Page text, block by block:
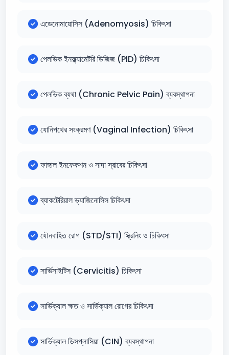
এডেনোমায়োসিস (Adenomyosis) চিকিৎসা
পেলভিক ইনফ্ল্যামেটরি ডিজিজ (PID) চিকিৎসা
পেলভিক ব্যথা (Chronic Pelvic Pain) ব্যবস্থাপনা
যোনিপথের সংক্রমণ (Vaginal Infection) চিকিৎসা
ফাঙ্গাল ইনফেকশন ও সাদা স্রাবের চিকিৎসা
ব্যাকটেরিয়াল ভ্যাজিনোসিস চিকিৎসা
যৌনবাহিত রোগ (STD/STI) স্ক্রিনিং ও চিকিৎসা
সার্ভিসাইটিস (Cervicitis) চিকিৎসা
সার্ভিক্যাল ক্ষত ও সার্ভিক্যাল রোগের চিকিৎসা
সার্ভিক্যাল ডিসপ্লাসিয়া (CIN) ব্যবস্থাপনা